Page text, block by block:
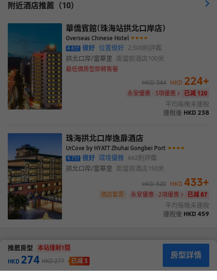
附近酒店推薦（10）
華僑賓館(珠海站拱北口岸店)
Overseas Chinese Hotel
4.6分 很好 位置很好 2,500則評鑑
拱北口岸/富華里
距當前酒店 100米
最低價房型即將售罄
HKD344 HKD 224+
永安優惠 · 3項優惠 已減 120
平均每晚未連稅
連稅後 HKD 238
珠海拱北口岸逸扉酒店
UrCove by HYATT Zhuhai Gongbei Port
4.7分 很好 環境優雅 662則評鑑
拱北口岸/富華里
距當前酒店 150米
HKD520 HKD 433+
永安優惠 · 2項優惠 已減 87
酒店套票
平均每晚未連稅
連稅後 HKD 459
推薦房型 本站僅剩 1 間
HKD 274 HKD277 已減 3
房型詳情